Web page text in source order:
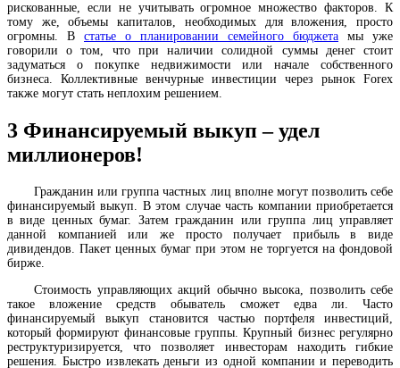
рискованные, если не учитывать огромное множество факторов. К
тому же, объемы капиталов, необходимых для вложения, просто
огромны. В статье о планировании семейного бюджета мы уже
говорили о том, что при наличии солидной суммы денег стоит
задуматься о покупке недвижимости или начале собственного
бизнеса. Коллективные венчурные инвестиции через рынок Forex
также могут стать неплохим решением.
3 Финансируемый выкуп – удел
миллионеров!
Гражданин или группа частных лиц вполне могут позволить себе
финансируемый выкуп. В этом случае часть компании приобретается
в виде ценных бумаг. Затем гражданин или группа лиц управляет
данной компанией или же просто получает прибыль в виде
дивидендов. Пакет ценных бумаг при этом не торгуется на фондовой
бирже.
Стоимость управляющих акций обычно высока, позволить себе
такое вложение средств обыватель сможет едва ли. Часто
финансируемый выкуп становится частью портфеля инвестиций,
который формируют финансовые группы. Крупный бизнес регулярно
реструктуризируется, что позволяет инвесторам находить гибкие
решения. Быстро извлекать деньги из одной компании и переводить